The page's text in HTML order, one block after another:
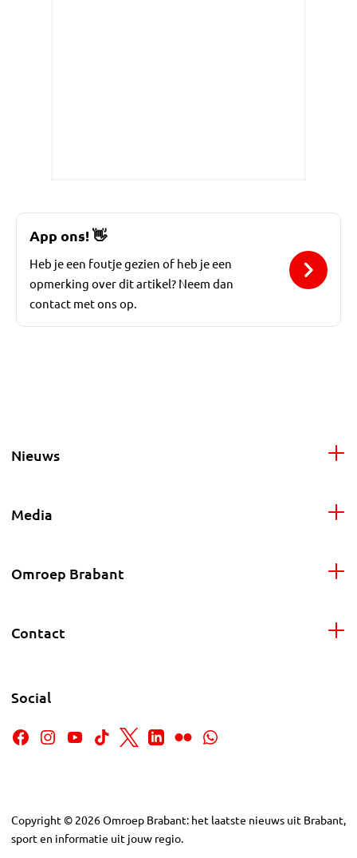
App ons!👋
Heb je een foutje gezien of heb je een
opmerking over dit artikel? Neem dan
contact met ons op.
Nieuws
Media
Omroep Brabant
Contact
Social
Copyright © 2026Omroep Brabant: het laatste nieuws uit Brabant,
sport en informatie uit jouw regio.